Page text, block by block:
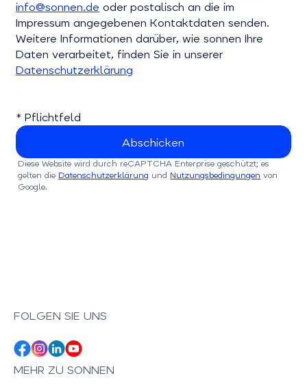
info@sonnen.de oder postalisch an die im
Impressum angegebenen Kontaktdaten senden.
Weitere Informationen darüber, wie sonnen Ihre
Daten verarbeitet, finden Sie in unserer
Datenschutzerklärung
* Pflichtfeld
Diese Website wird durch reCAPTCHA Enterprise geschützt; es
gelten die Datenschutzerklärung und Nutzungsbedingungen von
Google.
FOLGEN SIE UNS
MEHR ZU SONNEN